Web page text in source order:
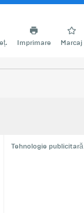
Imprimare Marcaj
Tehnologie publicitară